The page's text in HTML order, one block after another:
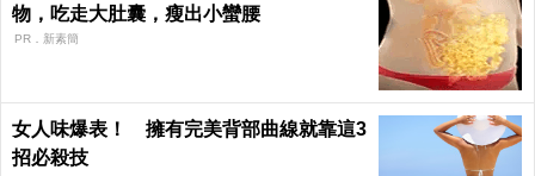
物，吃走大肚囊，瘦出小蠻腰
PR．新素簡
女人味爆表！ 擁有完美背部曲線就靠這3
招必殺技